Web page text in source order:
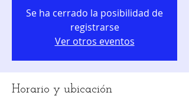
Se ha cerrado la posibilidad de
registrarse
Ver otros eventos
Horario y ubicación